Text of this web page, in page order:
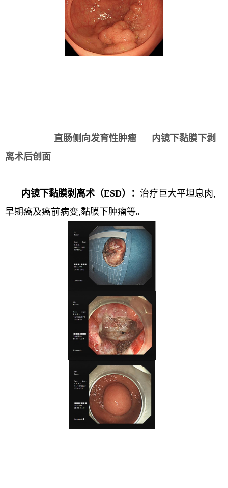
直肠侧向发育性肿瘤 内镜下黏膜下剥
离术后创面
内镜下黏膜剥离术（ESD）： 治疗巨大平坦息肉,
早期癌及癌前病变,黏膜下肿瘤等。